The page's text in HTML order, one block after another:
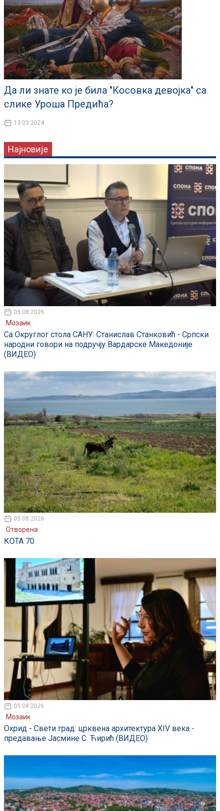
Да ли знате ко је била "Косовка девојка" са
слике Уроша Предића?
13.03.2024
Најновије
05.08.2026
Мозаик
Са Округлог стола САНУ: Станислав Станковић - Српски
народни говори на подручју Вардарске Македоније
(ВИДЕО)
05.08.2026
Отворена
КОТА 70
05.08.2026
Мозаик
Охрид - Свети град: црквена архитектура XIV века -
предавање Јасмине С. Ћирић (ВИДЕО)